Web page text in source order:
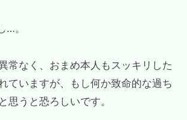
…。
常なく、おまめ本人もスッキリした
ていますが、もし何か致命的な過ち
思うと恐ろしいです。